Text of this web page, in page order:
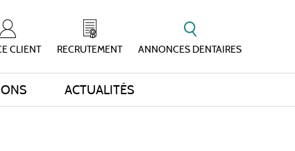
CLIENT RECRUTEMENT ANNONCES DENTAIRES
ACTUALITÉS